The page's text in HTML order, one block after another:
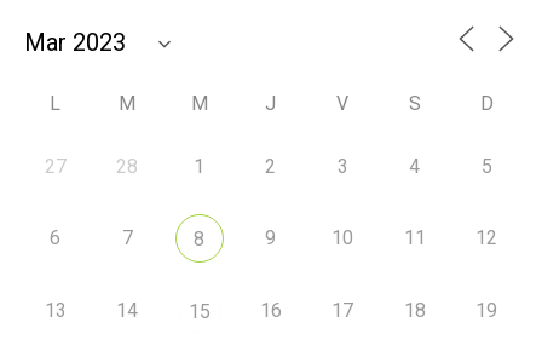
L M M J V S D
27 28 1 2 3 4 5
6 7 8 9 10 11 12
13 14 15 16 17 18 19